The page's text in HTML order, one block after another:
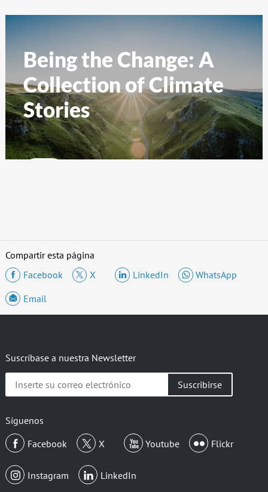
Compartir esta página
Facebook
X LinkedIn
WhatsApp
Email
Suscríbase a nuestra Newsletter
electrónico
Síguenos
Facebook
X Youtube Flickr
Instagram LinkedIn